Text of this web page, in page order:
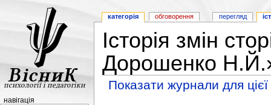
Історія змін
Дорошенко
Показати журнали для цієї
категорія обговорення перегляд
навігація